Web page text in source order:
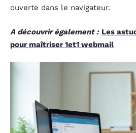
ouverte dans le navigateur.
A découvrir également : Les
pour maîtriser 1et1 webmail